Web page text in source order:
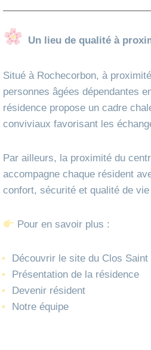
Un lieu de qualité à
Situé à Rochecorbon, à
personnes âgées dépendantes
résidence propose un cadre
conviviaux favorisant les
Par ailleurs, la proximité du
accompagne chaque résident
confort, sécurité et qualité de vie
Pour en savoir plus :
Découvrir le site du Clos Saint
Présentation de la résidence
Devenir résident
Notre équipe